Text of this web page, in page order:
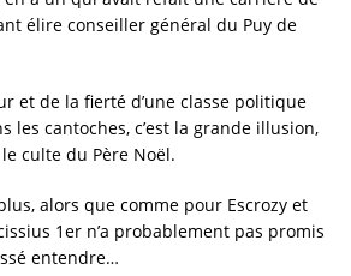
élire conseiller général du Puy de
et de la fierté d’une classe politique
les cantoches, c’est la grande illusion,
culte du Père Noël.
alors que comme pour Escrozy et
1er n’a probablement pas promis
entendre…